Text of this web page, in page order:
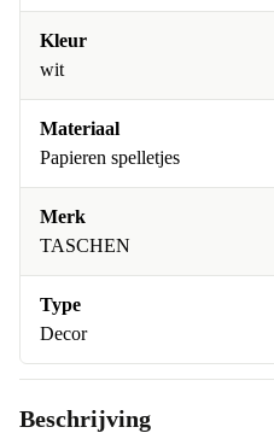
Kleur
wit
Materiaal
Papieren spelletjes
Merk
TASCHEN
Type
Decor
Beschrijving